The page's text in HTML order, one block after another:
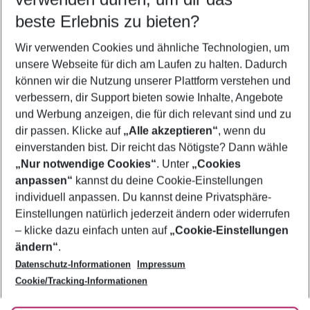
5-8 Nächte
2 Erwachsene Keine Kinder
Mehr Filter anzeigen
Footer
Footer navigation
Über uns
AGB
Bestpreisgarantie
Cookie-Einstellungen ändern
Cookie-Richtlinie
Agenturbetreuung
Barrierefreies Reisen
Folge uns
beste Erlebnis zu bieten?
Wir verwenden Cookies und ähnliche Technologien, um
unsere Webseite für dich am Laufen zu halten. Dadurch
können wir die Nutzung unserer Plattform verstehen und
verbessern, dir Support bieten sowie Inhalte, Angebote
und Werbung anzeigen, die für dich relevant sind und zu
dir passen. Klicke auf „Alle akzeptieren“, wenn du
einverstanden bist. Dir reicht das Nötigste? Dann wähle
„Nur notwendige Cookies“. Unter „Cookies
anpassen“ kannst du deine Cookie-Einstellungen
individuell anpassen. Du kannst deine Privatsphäre-
Einstellungen natürlich jederzeit ändern oder widerrufen
– klicke dazu einfach unten auf „Cookie-Einstellungen
ändern“.
Datenschutz-Informationen
Impressum
Cookie/Tracking-Informationen